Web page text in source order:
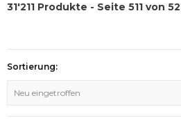
31'211 Produkte - Seite 511 von
Sortierung:
Neu eingetroffen